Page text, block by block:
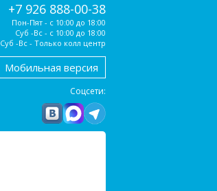
+7 926 888-00-38
Пон-Пят - с 10:00 до 18:00
Суб -Вс - с 10:00 до 18:00
Суб -Вс - Только колл центр
Мобильная версия
Соцсети: